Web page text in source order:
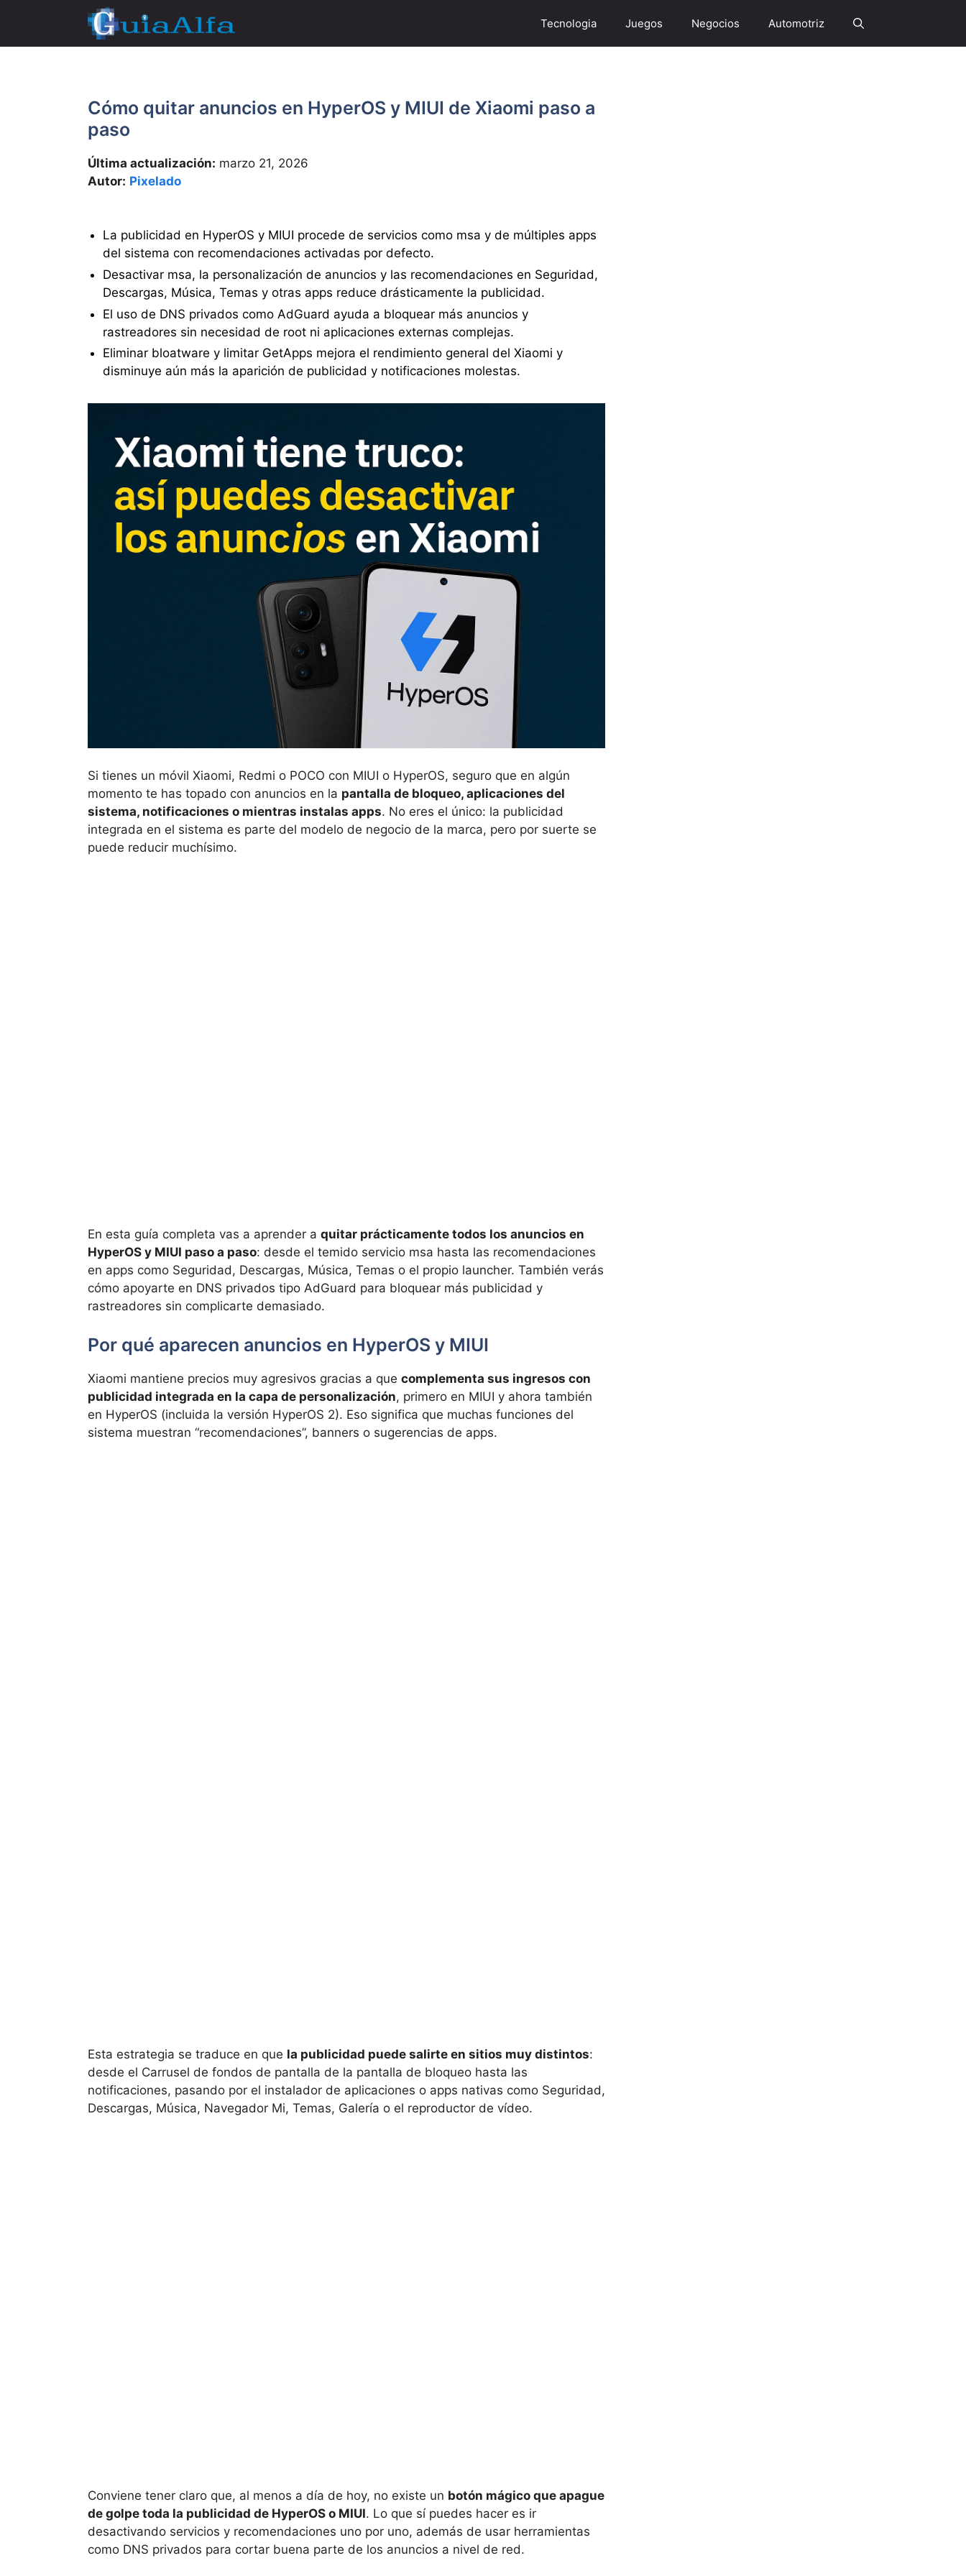
contenido
Tecnologia Juegos Negocios Automotriz
Cómo quitar anuncios en HyperOS y MIUI de Xiaomi paso a
paso
Última actualización: marzo 21, 2026
Autor: Pixelado
La publicidad en HyperOS y MIUI procede de servicios como msa y de múltiples apps
del sistema con recomendaciones activadas por defecto.
Desactivar msa, la personalización de anuncios y las recomendaciones en Seguridad,
Descargas, Música, Temas y otras apps reduce drásticamente la publicidad.
El uso de DNS privados como AdGuard ayuda a bloquear más anuncios y
rastreadores sin necesidad de root ni aplicaciones externas complejas.
Eliminar bloatware y limitar GetApps mejora el rendimiento general del Xiaomi y
disminuye aún más la aparición de publicidad y notificaciones molestas.
Si tienes un móvil Xiaomi, Redmi o POCO con MIUI o HyperOS, seguro que en algún
momento te has topado con anuncios en la pantalla de bloqueo, aplicaciones del
sistema, notificaciones o mientras instalas apps. No eres el único: la publicidad
integrada en el sistema es parte del modelo de negocio de la marca, pero por suerte se
puede reducir muchísimo.
En esta guía completa vas a aprender a quitar prácticamente todos los anuncios en
HyperOS y MIUI paso a paso: desde el temido servicio msa hasta las recomendaciones
en apps como Seguridad, Descargas, Música, Temas o el propio launcher. También verás
cómo apoyarte en DNS privados tipo AdGuard para bloquear más publicidad y
rastreadores sin complicarte demasiado.
Por qué aparecen anuncios en HyperOS y MIUI
Xiaomi mantiene precios muy agresivos gracias a que complementa sus ingresos con
publicidad integrada en la capa de personalización, primero en MIUI y ahora también
en HyperOS (incluida la versión HyperOS 2). Eso significa que muchas funciones del
sistema muestran “recomendaciones”, banners o sugerencias de apps.
Esta estrategia se traduce en que la publicidad puede salirte en sitios muy distintos:
desde el Carrusel de fondos de pantalla de la pantalla de bloqueo hasta las
notificaciones, pasando por el instalador de aplicaciones o apps nativas como Seguridad,
Descargas, Música, Navegador Mi, Temas, Galería o el reproductor de vídeo.
Conviene tener claro que, al menos a día de hoy, no existe un botón mágico que apague
de golpe toda la publicidad de HyperOS o MIUI. Lo que sí puedes hacer es ir
desactivando servicios y recomendaciones uno por uno, además de usar herramientas
como DNS privados para cortar buena parte de los anuncios a nivel de red.